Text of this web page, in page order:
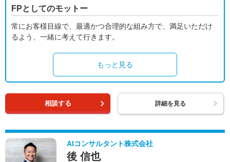
FPとしてのモットー
常にお客様目線で、最適かつ合理的な組み方で、満足いただけ
るよう、一緒に考えて行きます。
もっと見る
相談する 詳細を見る
AIコンサルタント株式会社
後 信也